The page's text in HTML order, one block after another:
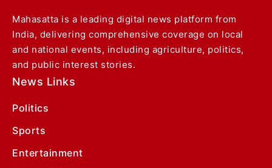
Mahasatta is a leading digital news platform from
India, delivering comprehensive coverage on local
and national events, including agriculture, politics,
and public interest stories.
News Links
Politics
Sports
Entertainment